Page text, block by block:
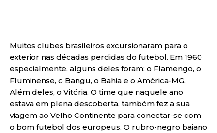
Muitos clubes brasileiros excursionaram para o
exterior nas décadas perdidas do futebol. Em 1960
especialmente, alguns deles foram: o Flamengo, o
Fluminense, o Bangu, o Bahia e o América-MG.
Além deles, o Vitória. O time que naquele ano
estava em plena descoberta, também fez a sua
viagem ao Velho Continente para conectar-se com
o bom futebol dos europeus. O rubro-negro baiano